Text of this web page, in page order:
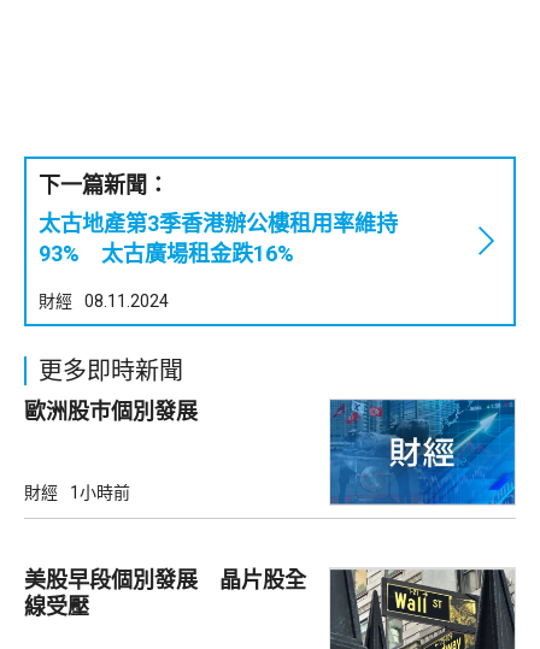
下一篇新聞：
太古地產第3季香港辦公樓租用率維持
93% 太古廣場租金跌16%
財經 08.11.2024
更多即時新聞
歐洲股巿個別發展
財經 1小時前
美股早段個別發展 晶片股全
線受壓